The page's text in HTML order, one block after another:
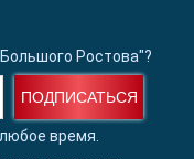
Ростова"?
ПОДПИСАТЬСЯ
время.